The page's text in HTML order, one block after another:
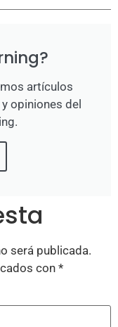
artículos
opiniones del
será publicada.
con *